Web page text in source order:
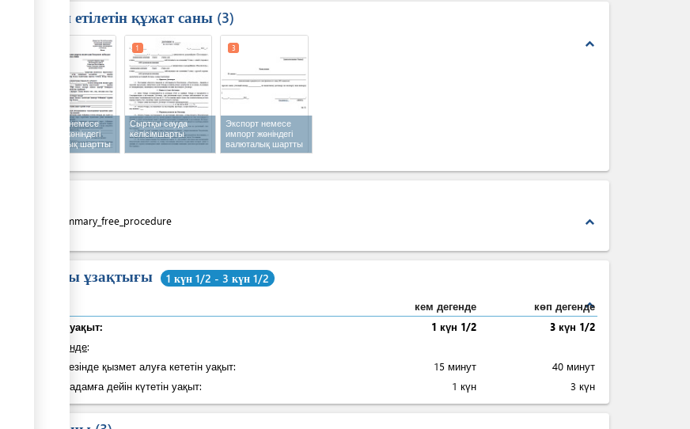
Талап етілетін құжат саны 3
expand_less
Экспорт немесе
импорт жөніндегі
валюталық шартты
валюталық
қабылдау туралы
Сыртқы сауда
келісімшарты
1
Экспорт немесе
импорт жөніндегі
валюталық шартты
валюталық
шығару туралы
3
expand_less
costs_summary_free_procedure
Жалпы ұзақтығы 1 күн 1/2 - 3 күн 1/2
expand_less
кем дегенде
көп дегенде
Жалпы уақыт:
1 күн 1/2
3 күн 1/2
оның ішінде:
Қадам кезінде қызмет алуға кететін уақыт:
15 минут
40 минут
Келесі қадамға дейін күтетін уақыт:
1 күн 3 күн